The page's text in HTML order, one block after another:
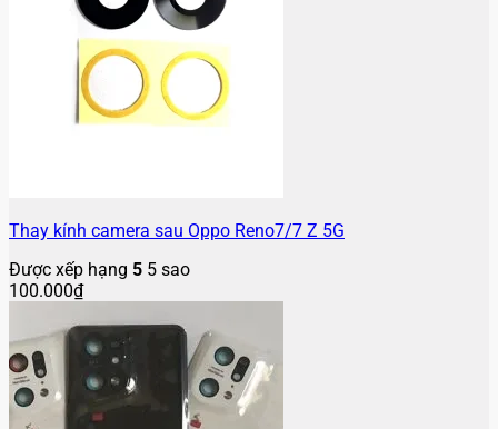
Thay kính camera sau Oppo Reno7/7 Z 5G
Được xếp hạng 5 5 sao
100.000₫